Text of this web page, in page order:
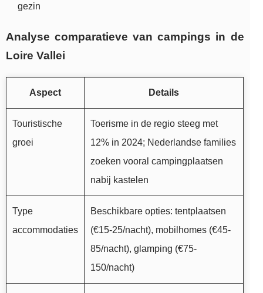
gezin
Analyse comparatieve van campings in de
Loire Vallei
Aspect Details
Touristische
groei
Toerisme in de regio steeg met
12% in 2024; Nederlandse families
zoeken vooral campingplaatsen
nabij kastelen
Type
accommodaties
Beschikbare opties: tentplaatsen
(€15-25/nacht), mobilhomes (€45-
85/nacht), glamping (€75-
150/nacht)